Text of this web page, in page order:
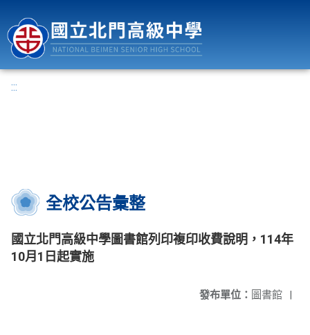
:::
全校公告彙整
國立北門高級中學圖書館列印複印收費說明，114年
10月1日起實施
發布單位： 圖書館 |